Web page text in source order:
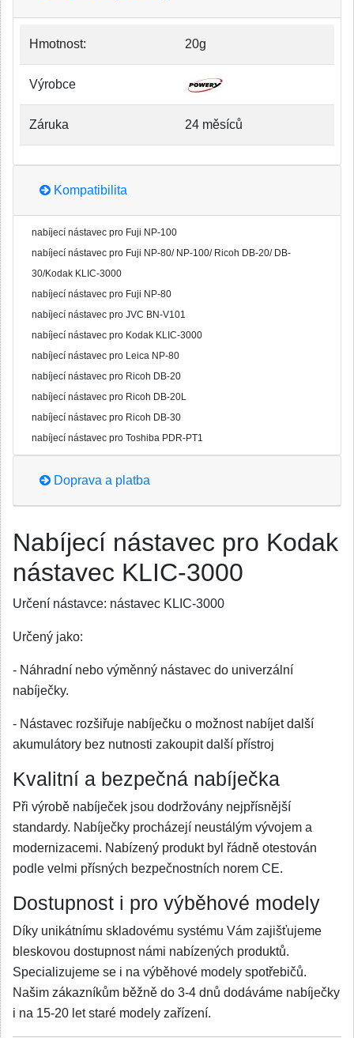
Hmotnost: 20g
Výrobce
Záruka 24 měsíců
Kompatibilita
nabíjecí nástavec pro Fuji NP-100
nabíjecí nástavec pro Fuji NP-80/ NP-100/ Ricoh DB-20/ DB-
30/Kodak KLIC-3000
nabíjecí nástavec pro Fuji NP-80
nabíjecí nástavec pro JVC BN-V101
nabíjecí nástavec pro Kodak KLIC-3000
nabíjecí nástavec pro Leica NP-80
nabíjecí nástavec pro Ricoh DB-20
nabíjecí nástavec pro Ricoh DB-20L
nabíjecí nástavec pro Ricoh DB-30
nabíjecí nástavec pro Toshiba PDR-PT1
Doprava a platba
Nabíjecí nástavec pro Kodak
nástavec KLIC-3000
Určení nástavce: nástavec KLIC-3000
Určený jako:
- Náhradní nebo výměnný nástavec do univerzální
nabíječky.
- Nástavec rozšiřuje nabíječku o možnost nabíjet další
akumulátory bez nutnosti zakoupit další přístroj
Kvalitní a bezpečná nabíječka
Při výrobě nabíječek jsou dodržovány nejpřísnější
standardy. Nabíječky procházejí neustálým vývojem a
modernizacemi. Nabízený produkt byl řádně otestován
podle velmi přísných bezpečnostních norem CE.
Dostupnost i pro výběhové modely
Díky unikátnímu skladovému systému Vám zajišťujeme
bleskovou dostupnost námi nabízených produktů.
Specializujeme se i na výběhové modely spotřebičů.
Našim zákazníkům běžně do 3-4 dnů dodáváme nabíječky
i na 15-20 let staré modely zařízení.